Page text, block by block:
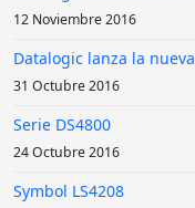
12 Noviembre 2016
Datalogic lanza la
31 Octubre 2016
Serie DS4800
24 Octubre 2016
Symbol LS4208